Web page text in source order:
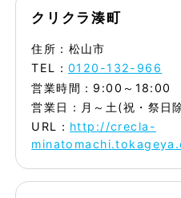
クリクラ湊町
住所：松山市
TEL： 0120-132-966
営業時間：9:00～18:00
営業日：月～土(祝・祭日
URL： http://crecla-